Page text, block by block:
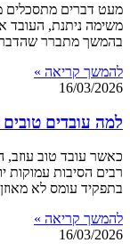
מעט דברים מתסכלים
משימה ניתנת, העובד
בהמשך מתברר
להמשך קריאה »
16/03/2026
למה עובדים טובים
כאשר עובד טוב
רבים הסיבות עמוקות
בתפקיד עומס לא מאוזן
להמשך קריאה »
16/03/2026